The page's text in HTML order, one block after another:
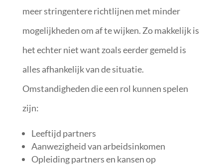
meer stringentere richtlijnen met minder
mogelijkheden om af te wijken. Zo makkelijk is
het echter niet want zoals eerder gemeld is
alles afhankelijk van de situatie.
Omstandigheden die een rol kunnen spelen
zijn:
Leeftijd partners
Aanwezigheid van arbeidsinkomen
Opleiding partners en kansen op